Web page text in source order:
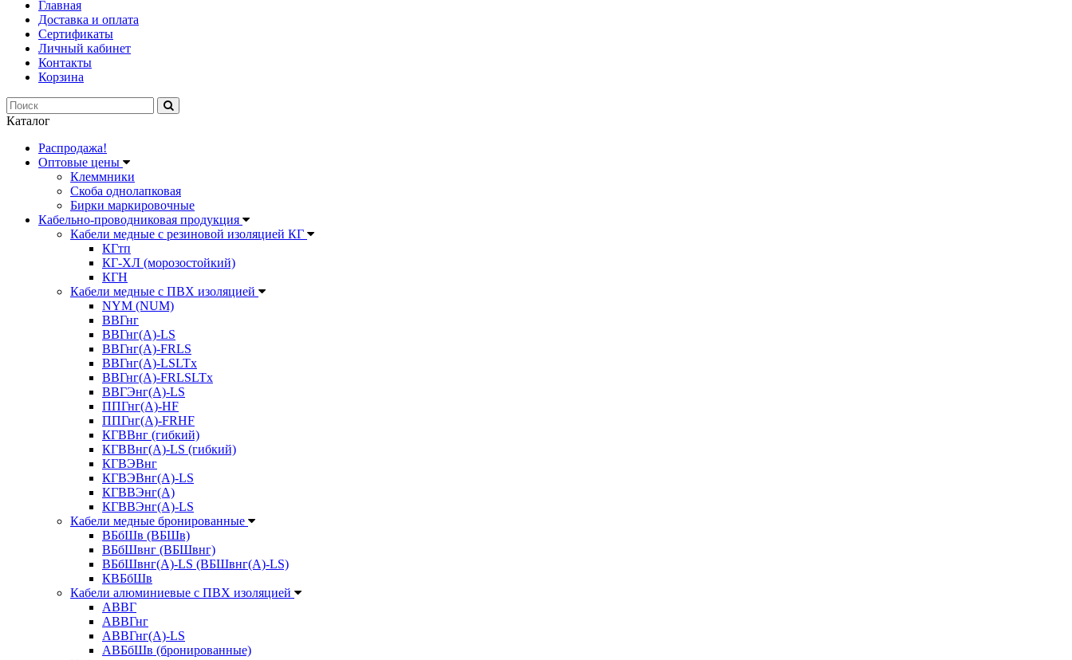
Главная
Доставка и оплата
Сертификаты
Личный кабинет
Контакты
Корзина
Каталог
Распродажа!
Оптовые цены
Клеммники
Скоба однолапковая
Бирки маркировочные
Кабельно-проводниковая продукция
Кабели медные с резиновой изоляцией КГ
КГтп
КГ-ХЛ (морозостойкий)
КГН
Кабели медные с ПВХ изоляцией
NYM (NUM)
ВВГнг
ВВГнг(А)-LS
ВВГнг(А)-FRLS
ВВГнг(A)-LSLTx
ВВГнг(A)-FRLSLTx
ВВГЭнг(А)-LS
ППГнг(А)-HF
ППГнг(А)-FRHF
КГВВнг (гибкий)
КГВВнг(А)-LS (гибкий)
КГВЭВнг
КГВЭВнг(А)-LS
КГВВЭнг(А)
КГВВЭнг(А)-LS
Кабели медные бронированные
ВБбШв (ВБШв)
ВБбШвнг (ВБШвнг)
ВБбШвнг(А)-LS (ВБШвнг(А)-LS)
КВБбШв
Кабели алюминиевые с ПВХ изоляцией
АВВГ
АВВГнг
АВВГнг(А)-LS
АВБбШв (бронированные)